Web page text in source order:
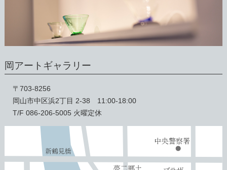
岡アートギャラリー
〒703-8256
岡山市中区浜2丁目 2-38 11:00-18:00
T/F 086-206-5005 火曜定休